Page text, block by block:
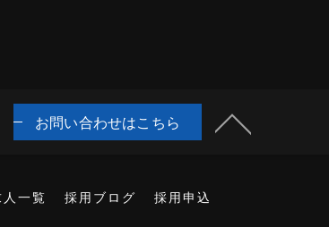
お問い合わせはこちら
人一覧 採用ブログ
採用申込